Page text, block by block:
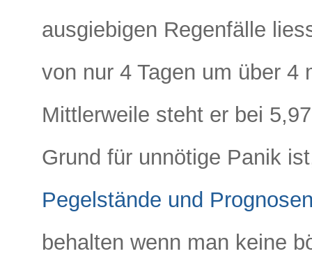
ausgiebigen Regenfälle
von nur 4 Tagen um über 4
Mittlerweile steht er bei
Grund für unnötige Panik
Pegelstände und
behalten wenn man keine